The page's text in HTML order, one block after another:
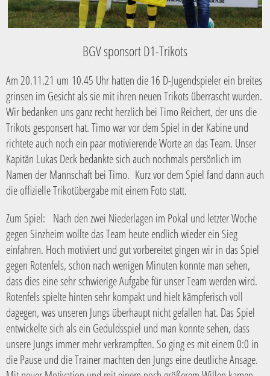
BGV sponsort D1-Trikots
Am 20.11.21 um 10.45 Uhr hatten die 16 D-Jugendspieler ein breites
grinsen im Gesicht als sie mit ihren neuen Trikots überrascht wurden.
Wir bedanken uns ganz recht herzlich bei Timo Reichert, der uns die
Trikots gesponsert hat. Timo war vor dem Spiel in der Kabine und
richtete auch noch ein paar motivierende Worte an das Team. Unser
Kapitän Lukas Deck bedankte sich auch nochmals persönlich im
Namen der Mannschaft bei Timo. Kurz vor dem Spiel fand dann auch
die offizielle Trikotübergabe mit einem Foto statt.
Zum Spiel: Nach den zwei Niederlagen im Pokal und letzter Woche
gegen Sinzheim wollte das Team heute endlich wieder ein Sieg
einfahren. Hoch motiviert und gut vorbereitet gingen wir in das Spiel
gegen Rotenfels, schon nach wenigen Minuten konnte man sehen,
dass dies eine sehr schwierige Aufgabe für unser Team werden wird.
Rotenfels spielte hinten sehr kompakt und hielt kämpferisch voll
dagegen, was unseren Jungs überhaupt nicht gefallen hat. Das Spiel
entwickelte sich als ein Geduldsspiel und man konnte sehen, dass
unsere Jungs immer mehr verkrampften. So ging es mit einem 0:0 in
die Pause und die Trainer machten den Jungs eine deutliche Ansage.